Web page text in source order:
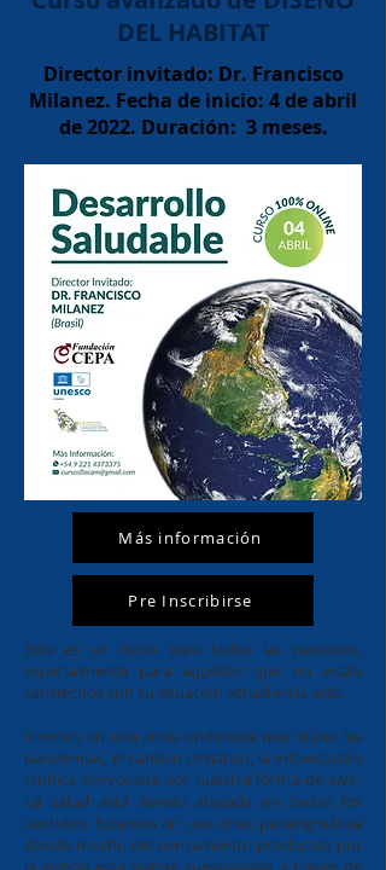
DEL HABITAT
Director invitado: Dr. Francisco
Milanez. Fecha de inicio: 4 de abril
de 2022. Duración: 3 meses.
Más información
Pre Inscribirse
Este es un curso para todas las personas,
especialmente para aquellos que no están
satisfechos con su situación actual en la vida.
Vivimos en una crisis sindémica que reúne las
pandemias, el cambio climático, la intoxicación
crónica provocada por nuestra forma de vivir.
La salud está siendo atacada en todos los
sentidos. Estamos en una crisis paradigmática
donde mucho del pensamiento producido por